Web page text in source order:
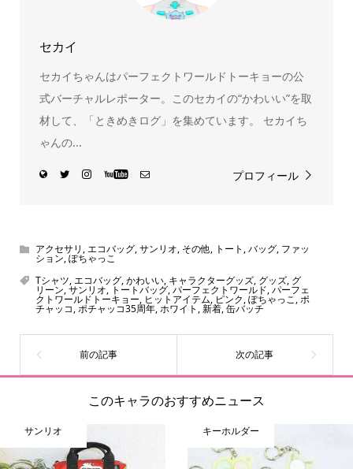
セカイ
セカイちゃんはパーフェクトワールドトーキョーの公
式バーチャルレポーター。このセカイの“かわいい”を取
材して、「ときめきログ」を集めています。 セカイち
ゃんの...
プロフィール
アクセサリ ,エコバッグ,サンリオ, その他, トート ,バッグ, ファッ
ション,ぽちゃっこ
Tシャツ,エコバッグ,かわいい, キャラクターグッズ, グッズ, グ
リーン,サンリオ, トートバッグ,パーフェクトワールド,パーフェ
クトワールドトーキョー, ヒットアイテム, ピンク,ぽちゃっこ,ポ
チャッコ,ポチャッコ35周年,ホワイト ,新着,缶バッチ
このキャラのおすすめニュース
サンリオ キーホルダー